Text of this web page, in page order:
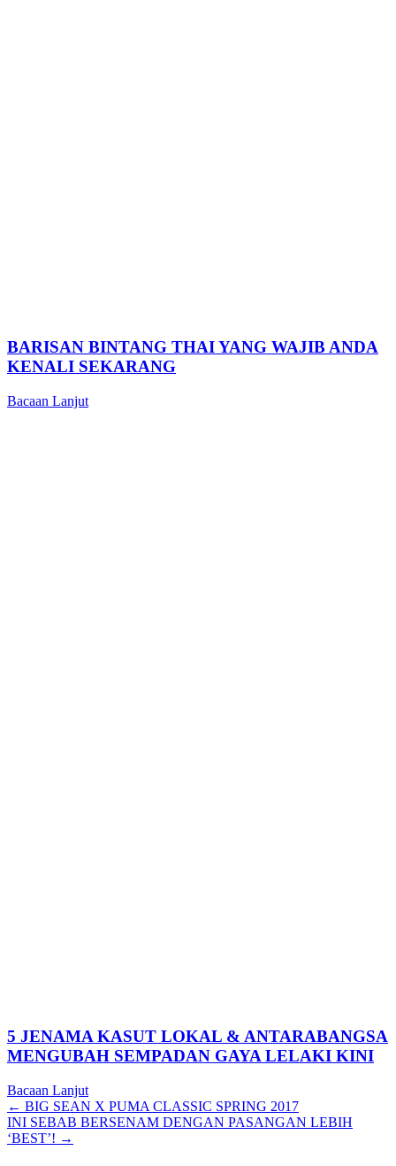
BARISAN BINTANG THAI YANG WAJIB ANDA
KENALI SEKARANG
Bacaan Lanjut
5 JENAMA KASUT LOKAL & ANTARABANGSA
MENGUBAH SEMPADAN GAYA LELAKI KINI
Bacaan Lanjut
Posts
navigation
← BIG SEAN X PUMA CLASSIC SPRING 2017
INI SEBAB BERSENAM DENGAN PASANGAN LEBIH
‘BEST’! →